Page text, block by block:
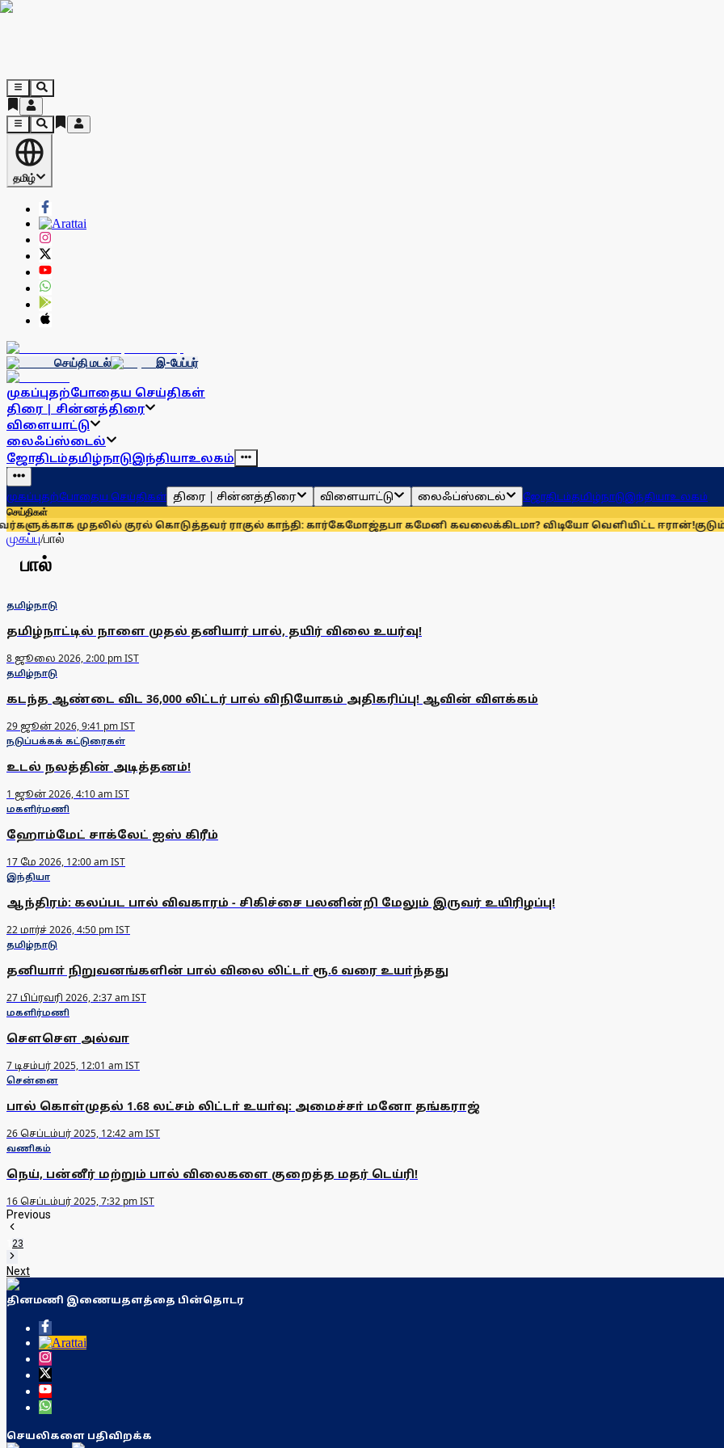
தமிழ்
செய்தி மடல் இ-பேப்பர்
முகப்புதற்போதைய செய்திகள்
திரை | சின்னத்திரை
விளையாட்டு
லைஃப்ஸ்டைல்
ஜோதிடம்தமிழ்நாடுஇந்தியாஉலகம்
முகப்புதற்போதைய செய்திகள் திரை | சின்னத்திரை விளையாட்டு லைஃப்ஸ்டைல் ஜோதிடம்தமிழ்நாடுஇந்தியாஉலகம்
செய்திகள்
முதலில் குரல் கொடுத்தவர் ராகுல் காந்தி: கார்கேமோஜ்தபா கமேனி கவலைக்கிடமா? விடியோ வெளியிட்ட ஈரான்!குடும்ப
முகப்பு/பால்
பால்
தமிழ்நாடு
தமிழ்நாட்டில் நாளை முதல் தனியார் பால், தயிர் விலை உயர்வு!
8 ஜூலை 2026, 2:00 pm IST
தமிழ்நாடு
கடந்த ஆண்டை விட 36,000 லிட்டர் பால் விநியோகம் அதிகரிப்பு! ஆவின் விளக்கம்
29 ஜூன் 2026, 9:41 pm IST
நடுப்பக்கக் கட்டுரைகள்
உடல் நலத்தின் அடித்தனம்!
1 ஜூன் 2026, 4:10 am IST
மகளிர்மணி
ஹோம்மேட் சாக்லேட் ஐஸ் கிரீம்
17 மே 2026, 12:00 am IST
இந்தியா
ஆந்திரம்: கலப்பட பால் விவகாரம் - சிகிச்சை பலனின்றி மேலும் இருவர் உயிரிழப்பு!
22 மார்ச் 2026, 4:50 pm IST
தமிழ்நாடு
தனியாா் நிறுவனங்களின் பால் விலை லிட்டா் ரூ.6 வரை உயா்ந்தது
27 பிப்ரவரி 2026, 2:37 am IST
மகளிர்மணி
செளசெள அல்வா
7 டிசம்பர் 2025, 12:01 am IST
சென்னை
பால் கொள்முதல் 1.68 லட்சம் லிட்டா் உயா்வு: அமைச்சா் மனோ தங்கராஜ்
26 செப்டம்பர் 2025, 12:42 am IST
வணிகம்
நெய், பன்னீர் மற்றும் பால் விலைகளை குறைத்த மதர் டெய்ரி!
16 செப்டம்பர் 2025, 7:32 pm IST
Previous
23
Next
தினமணி இணையதளத்தை பின்தொடர
செயலிகளை பதிவிறக்க